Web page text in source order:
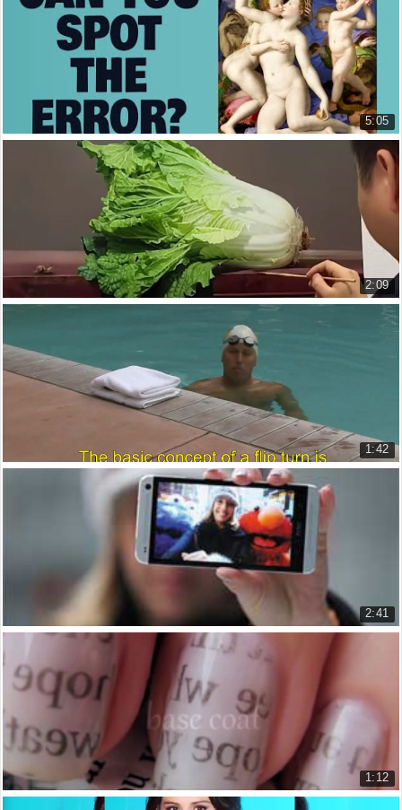
The Making of Painting Golden Wi...
5.678 lượt xem
5:05
Bạn có đoán được cái "sai sai" những trong bứ...
Can you guess what's wrong with ...
2:09
2.768 lượt xem
1:42
Cách lật xoay người khi bơi
How to do a flip turn
2:41
Bức ảnh tự sướng đẹp nhất của bạn
Your best selfie
8.032 lượt xem
1:12
Nghệ thuật vẽ móng tay mực in